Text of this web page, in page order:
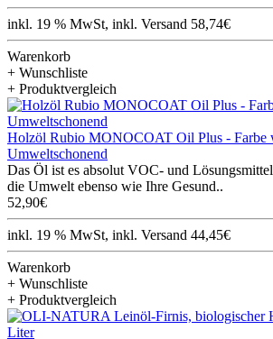
inkl. 19 % MwSt, inkl. Versand 58,74€
Warenkorb
+ Wunschliste
+ Produktvergleich
Holzöl Rubio MONOCOAT Oil Plus - Farbe
Umweltschonend
Das Öl ist es absolut VOC- und
die Umwelt ebenso wie Ihre Gesund..
52,90€
inkl. 19 % MwSt, inkl. Versand 44,45€
Warenkorb
+ Wunschliste
+ Produktvergleich